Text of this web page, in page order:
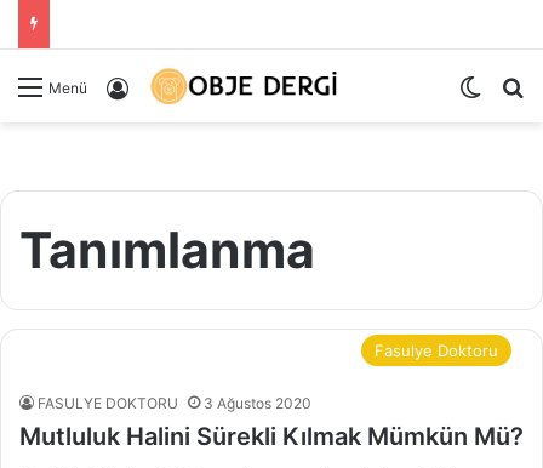
Menü Kayıt Ol Dış
Tanımlanma
Fasulye Doktoru
FASULYE DOKTORU 3 Ağustos 2020
Mutluluk Halini Sürekli Kılmak Mümkün Mü?